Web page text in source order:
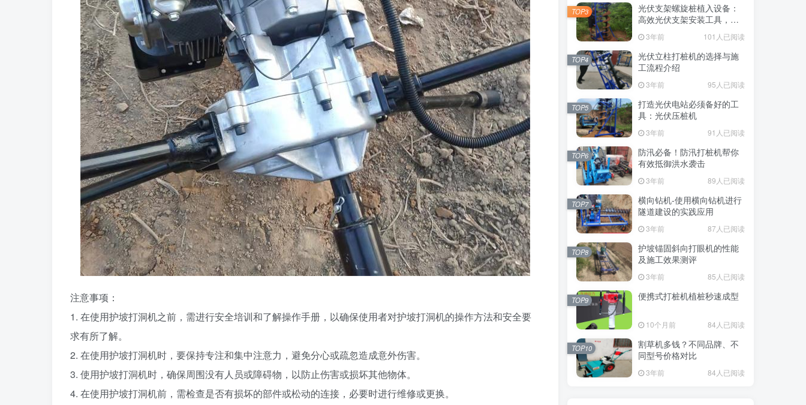
注意事项：
1. 在使用护坡打洞机之前，需进行安全培训和了解操作手册，以确保使用者对护坡打洞机的操作方法和安全要
求有所了解。
2. 在使用护坡打洞机时，要保持专注和集中注意力，避免分心或疏忽造成意外伤害。
3. 使用护坡打洞机时，确保周围没有人员或障碍物，以防止伤害或损坏其他物体。
4. 在使用护坡打洞机前，需检查是否有损坏的部件或松动的连接，必要时进行维修或更换。
光伏支架螺旋桩植入设备：
高效光伏支架安装工具，螺
3年前 101人已阅读
TOP3
光伏立柱打桩机的选择与施
工流程介绍
3年前 95人已阅读
TOP4
打造光伏电站必须备好的工
具：光伏压桩机
3年前 91人已阅读
TOP5
防汛必备！防汛打桩机帮你
有效抵御洪水袭击
3年前 89人已阅读
TOP6
横向钻机-使用横向钻机进行
隧道建设的实践应用
3年前 87人已阅读
TOP7
护坡锚固斜向打眼机的性能
及施工效果测评
3年前 85人已阅读
TOP8
便携式打桩机植桩秒速成型
10个月前 84人已阅读
TOP9
割草机多钱？不同品牌、不
同型号价格对比
3年前 84人已阅读
TOP10